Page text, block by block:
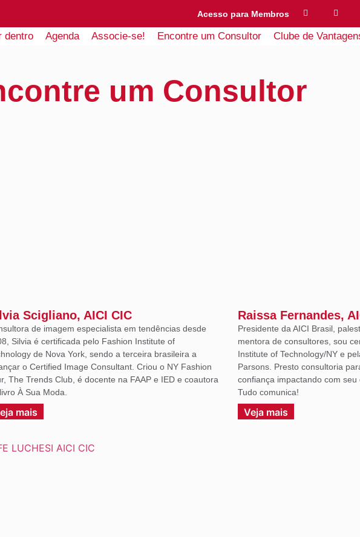
Acesso para Membros
dentro Agenda Associe-se! Encontre um Consultor Clube de
um Consultor
Scigliano, AICI CIC
de imagem especialista em tendências desde
Silvia é certificada pelo Fashion Institute of
de Nova York, sendo a terceira brasileira a
o Certified Image Consultant. Criou o NY Fashion
The Trends Club, é docente na FAAP e IED e coautora
À Sua Moda.
mais
Raissa Fernandes,
Presidente da AICI Brasil,
mentora de consultores, sou
Institute of Technology/NY e
Parsons. Presto consultoria
confiança impactando com
Tudo comunica!
Veja mais